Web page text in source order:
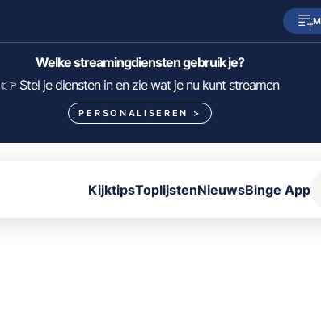
SkyShowtime Prime Video
HBO Max NPO Start
Pathé Thuis
Welke streamingdiensten gebruik je?
👉 Stel je diensten in en zie wat je nu kunt streamen
PERSONALISEREN >
KijktipsToplijstenNieuwsBinge App